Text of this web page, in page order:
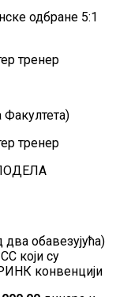
одбране 5:1
тренер
Факултета)
тренер
обавезујућа)
који су
РИНК конвенцији